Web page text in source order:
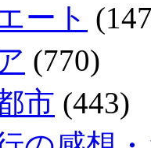
ート
(770)
市 (443)